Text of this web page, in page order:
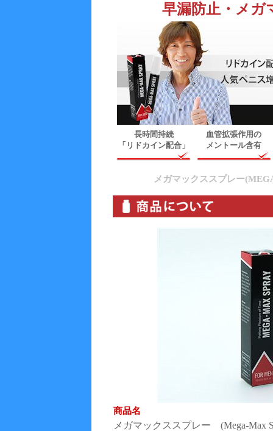
早漏防止・メガ
長時間持続
「リドカイン配合」
血管拡張作用の
メントール含有
メガマックススプレー
商品名
メガマックススプレー (Mega-Max